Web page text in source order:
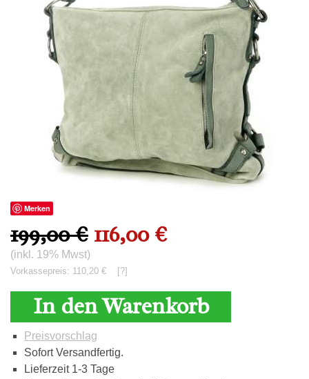
Merken
199,00 € 116,00 €
(inkl. 19% Mwst)
Vorkassepreis: 110,20 € [?]
In den Warenkorb
Preisvorschlag
Sofort Versandfertig.
Lieferzeit 1-3 Tage